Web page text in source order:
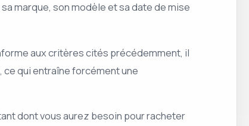
marque, son modèle et sa date de mise
aux critères cités précédemment, il
qui entraîne forcément une
dont vous aurez besoin pour racheter